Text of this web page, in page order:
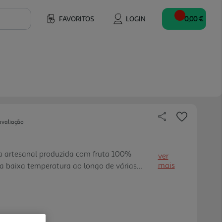
FAVORITOS LOGIN 0,00 €
artesanal produzida com fruta 100%
baixa temperatura ao longo de várias
sabor autêntico da fruta e confere um
com queijo tipo camembert ou
ver
mais